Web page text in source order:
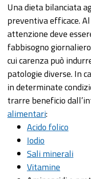
Una dieta bilanciata
preventiva efficace.
attenzione deve
fabbisogno
cui carenza può
patologie diverse. In
in determinate
trarre beneficio
alimentari:
Acido folico
Iodio
Sali minerali
Vitamine